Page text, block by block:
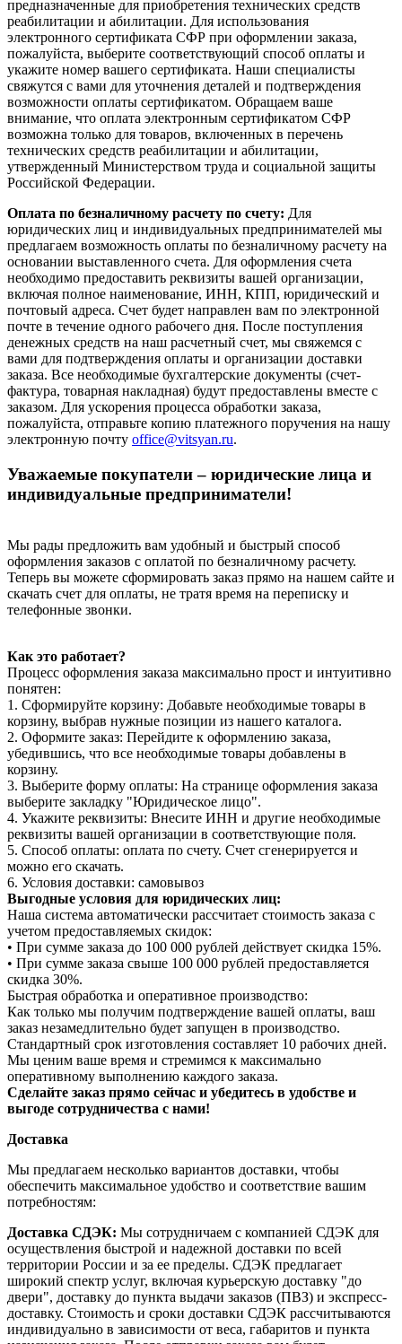
предназначенные для приобретения технических средств
реабилитации и абилитации. Для использования
электронного сертификата СФР при оформлении заказа,
пожалуйста, выберите соответствующий способ оплаты и
укажите номер вашего сертификата. Наши специалисты
свяжутся с вами для уточнения деталей и подтверждения
возможности оплаты сертификатом. Обращаем ваше
внимание, что оплата электронным сертификатом СФР
возможна только для товаров, включенных в перечень
технических средств реабилитации и абилитации,
утвержденный Министерством труда и социальной защиты
Российской Федерации.
Оплата по безналичному расчету по счету: Для
юридических лиц и индивидуальных предпринимателей мы
предлагаем возможность оплаты по безналичному расчету на
основании выставленного счета. Для оформления счета
необходимо предоставить реквизиты вашей организации,
включая полное наименование, ИНН, КПП, юридический и
почтовый адреса. Счет будет направлен вам по электронной
почте в течение одного рабочего дня. После поступления
денежных средств на наш расчетный счет, мы свяжемся с
вами для подтверждения оплаты и организации доставки
заказа. Все необходимые бухгалтерские документы (счет-
фактура, товарная накладная) будут предоставлены вместе с
заказом. Для ускорения процесса обработки заказа,
пожалуйста, отправьте копию платежного поручения на нашу
электронную почту office@vitsyan.ru.
Уважаемые покупатели – юридические лица и
индивидуальные предприниматели!
Мы рады предложить вам удобный и быстрый способ
оформления заказов с оплатой по безналичному расчету.
Теперь вы можете сформировать заказ прямо на нашем сайте и
скачать счет для оплаты, не тратя время на переписку и
телефонные звонки.
Как это работает?
Процесс оформления заказа максимально прост и интуитивно
понятен:
1. Сформируйте корзину: Добавьте необходимые товары в
корзину, выбрав нужные позиции из нашего каталога.
2. Оформите заказ: Перейдите к оформлению заказа,
убедившись, что все необходимые товары добавлены в
корзину.
3. Выберите форму оплаты: На странице оформления заказа
выберите закладку "Юридическое лицо".
4. Укажите реквизиты: Внесите ИНН и другие необходимые
реквизиты вашей организации в соответствующие поля.
5. Способ оплаты: оплата по счету. Счет сгенерируется и
можно его скачать.
6. Условия доставки: самовывоз
Выгодные условия для юридических лиц:
Наша система автоматически рассчитает стоимость заказа с
учетом предоставляемых скидок:
• При сумме заказа до 100 000 рублей действует скидка 15%.
• При сумме заказа свыше 100 000 рублей предоставляется
скидка 30%.
Быстрая обработка и оперативное производство:
Как только мы получим подтверждение вашей оплаты, ваш
заказ незамедлительно будет запущен в производство.
Стандартный срок изготовления составляет 10 рабочих дней.
Мы ценим ваше время и стремимся к максимально
оперативному выполнению каждого заказа.
Сделайте заказ прямо сейчас и убедитесь в удобстве и
выгоде сотрудничества с нами!
Доставка
Мы предлагаем несколько вариантов доставки, чтобы
обеспечить максимальное удобство и соответствие вашим
потребностям:
Доставка СДЭК: Мы сотрудничаем с компанией СДЭК для
осуществления быстрой и надежной доставки по всей
территории России и за ее пределы. СДЭК предлагает
широкий спектр услуг, включая курьерскую доставку "до
двери", доставку до пункта выдачи заказов (ПВЗ) и экспресс-
доставку. Стоимость и сроки доставки СДЭК рассчитываются
индивидуально в зависимости от веса, габаритов и пункта